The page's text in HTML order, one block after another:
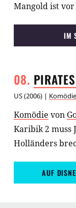
Mangold ist
IM
US(2006) | Komödie
Komödie von
Karibik 2 muss
Holländers
AUF